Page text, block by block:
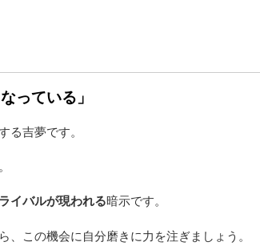
っている」
吉夢です。
イバルが現われる暗示です。
この機会に自分磨きに力を注ぎましょう。